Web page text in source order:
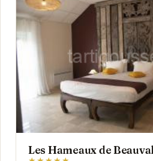
Les Hameaux de Beauval